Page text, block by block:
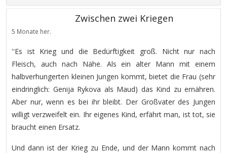
Zwischen zwei Kriegen
5 Monate her.
''Es ist Krieg und die Bedürftigkeit groß. Nicht nur nach
Fleisch, auch nach Nähe. Als ein alter Mann mit einem
halbverhungerten kleinen Jungen kommt, bietet die Frau (sehr
eindringlich: Genija Rykova als Maud) das Kind zu ernähren.
Aber nur, wenn es bei ihr bleibt. Der Großvater des Jungen
willigt verzweifelt ein. Ihr eigenes Kind, erfährt man, ist tot, sie
braucht einen Ersatz.
Und dann ist der Krieg zu Ende, und der Mann kommt nach